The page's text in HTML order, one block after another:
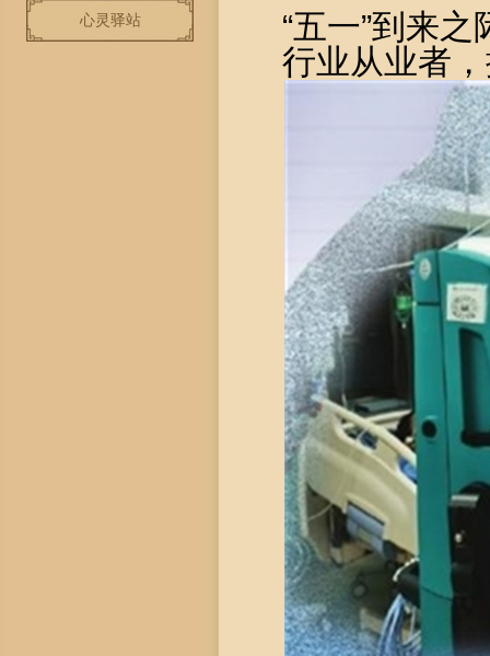
心灵驿站
“五一”到来
行业从业者